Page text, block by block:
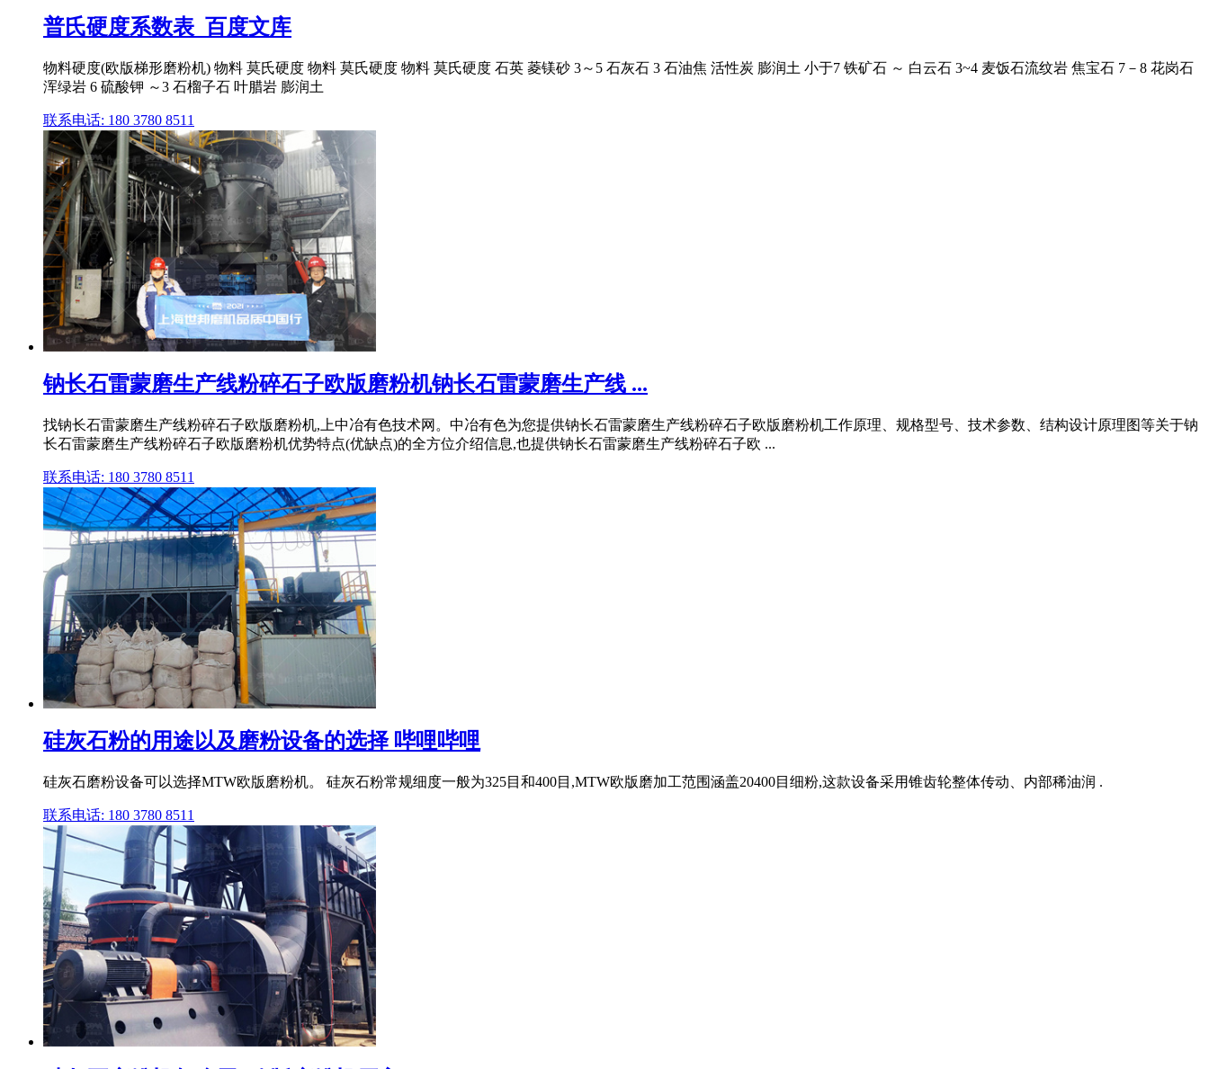
普氏硬度系数表_百度文库
物料硬度(欧版梯形磨粉机) 物料 莫氏硬度 物料 莫氏硬度 物料 莫氏硬度 石英 菱镁砂 3～5 石灰石 3 石油焦 活性炭 膨润土 小于7 铁矿石 ～ 白云石 3~4 麦饭石流纹岩 焦宝石 7－8 花岗石
浑绿岩 6 硫酸钾 ～3 石榴子石 叶腊岩 膨润土
联系电话: 180 3780 8511
钠长石雷蒙磨生产线粉碎石子欧版磨粉机钠长石雷蒙磨生产线 ...
找钠长石雷蒙磨生产线粉碎石子欧版磨粉机,上中冶有色技术网。中冶有色为您提供钠长石雷蒙磨生产线粉碎石子欧版磨粉机工作原理、规格型号、技术参数、结构设计原理图等关于钠
长石雷蒙磨生产线粉碎石子欧版磨粉机优势特点(优缺点)的全方位介绍信息,也提供钠长石雷蒙磨生产线粉碎石子欧 ...
联系电话: 180 3780 8511
硅灰石粉的用途以及磨粉设备的选择 哔哩哔哩
硅灰石磨粉设备可以选择MTW欧版磨粉机。 硅灰石粉常规细度一般为325目和400目,MTW欧版磨加工范围涵盖20400目细粉,这款设备采用锥齿轮整体传动、内部稀油润 .
联系电话: 180 3780 8511